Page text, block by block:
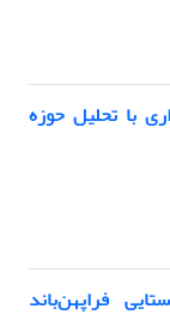
با تحلیل حوزه
فراپهن‌باند